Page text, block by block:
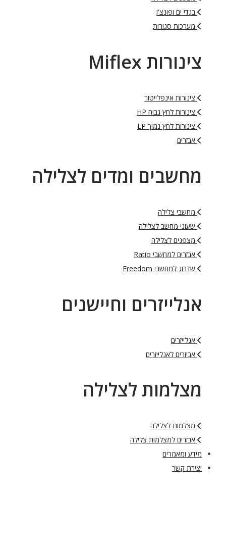
בגדי ים ופונצ'ו
מערכות סגורות
צינורות Miflex
צינורות אינפלייטור
צינורות לחץ גבוה HP
צינורות לחץ נמוך LP
אבזרים
מחשבים ומדים לצלילה
מחשבי צלילה
שעוני מחשב לצלילה
מצפנים לצלילה
אבזרים למחשבי Ratio
שדרוג למחשבי Freedom
אנלייזרים וחיישנים
אנלייזרים
אביזרים לאנלייזרים
מצלמות לצלילה
מצלמות לצלילה
אבזרים למצלמות צלילה
מידע ומאמרים
יצירת קשר